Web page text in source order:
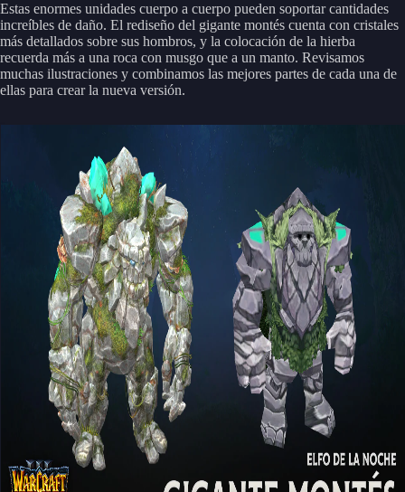
Estas enormes unidades cuerpo a cuerpo pueden soportar cantidades
increíbles de daño. El rediseño del gigante montés cuenta con cristales
más detallados sobre sus hombros, y la colocación de la hierba
recuerda más a una roca con musgo que a un manto. Revisamos
muchas ilustraciones y combinamos las mejores partes de cada una de
ellas para crear la nueva versión.